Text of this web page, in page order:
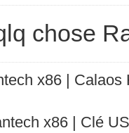
chose
x86 |
x86 | Clé